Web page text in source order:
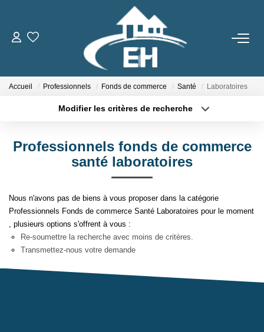
ACHETER
Gestion Locative
NOTRE AGENCE
Qui Sommes-Nous
Accueil Professionnels Fonds de commerce Santé Laboratoires
Modifier les critères de recherche
Type de bien
Surface min
Créer une alerte
Professionnels fonds de commerce
santé laboratoires
Nous n'avons pas de biens à vous proposer dans la catégorie
Professionnels Fonds de commerce Santé Laboratoires pour le moment
, plusieurs options s'offrent à vous :
Re-soumettre la recherche avec moins de critères.
Transmettez-nous votre demande